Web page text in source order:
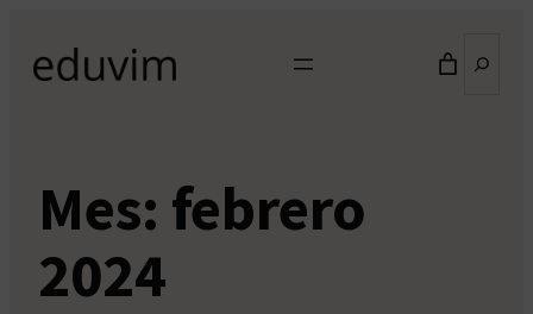
contenido
Mes: febrero
2024